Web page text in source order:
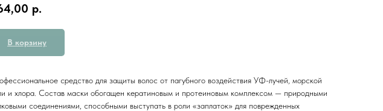
р.
В корзину
средство для защиты волос от пагубного воздействия УФ-лучей, морской
и хлора. Состав маски обогащен кератиновым и протеиновым комплексом — природными
соединениями, способными выступать в роли «заплаток» для поврежденных